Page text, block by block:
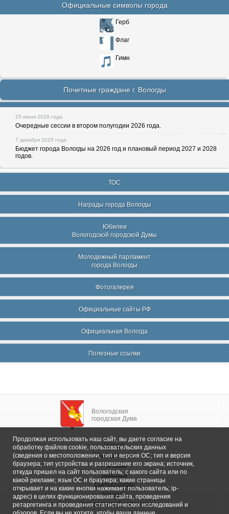
Официальные символы города
Герб
Флаг
Гимн
Почетные граждане г. Вологды
25 июня 2026 года
Очередные сессии в втором полугодии 2026 года.
7 декабря 2025 года
Бюджет города Вологды на 2026 год и плановый период 2027 и 2028
годов.
ТОС
Награды города Вологды
Юбилеи
Вологодской городской Думы
Молодежный парламент
города Вологды
Фотогалерея
Официальные сайты РФ
Официальная Вологда
Полезные ссылки
Вологодская
городская Дума
Главная
Общие сведения
Депутаты
Комитеты
График приема
Контакты
Депутатские объединения
Продолжая использовать наш сайт, вы даете согласие на
обработку файлов cookie, пользовательских данных
(сведения о местоположении; тип и версия ОС; тип и версия
браузера; тип устройства и разрешение его экрана; источник,
откуда пришел на сайт пользователь; с какого сайта или по
какой рекламе; язык ОС и браузера; какие страницы
открывает и на какие кнопки нажимает пользователь; ip-
адрес) в целях функционирования сайта, проведения
ретаргетинга и проведения статистических исследований и